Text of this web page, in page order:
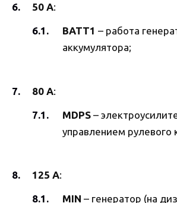
50 А:
BATT1 – работа
аккумулятора;
80 А:
MDPS –
управлением рулевого
125 А:
MIN – генератор (на